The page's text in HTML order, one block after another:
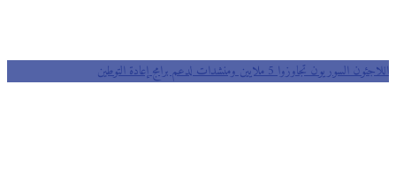
اللاجئون السوريون تجاوزوا 5 ملايين ومنشدات لدعم برامج إعادة التوطين